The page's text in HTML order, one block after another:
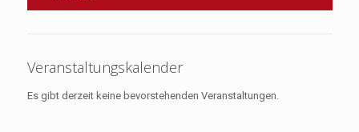
Veranstaltungskalender
Es gibt derzeit keine bevorstehenden Veranstaltungen.